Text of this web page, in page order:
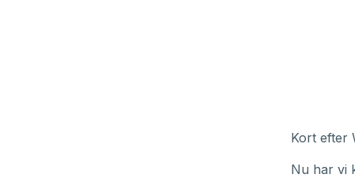
Kort efter
Nu har vi